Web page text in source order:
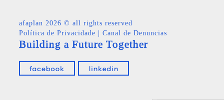
afaplan 2026 © all rights reserved
Política de Privacidade | Canal de Denuncias
Building a Future Together